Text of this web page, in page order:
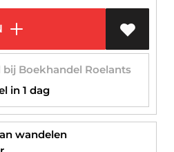
Boekhandel Roelants
in 1 dag
wandelen